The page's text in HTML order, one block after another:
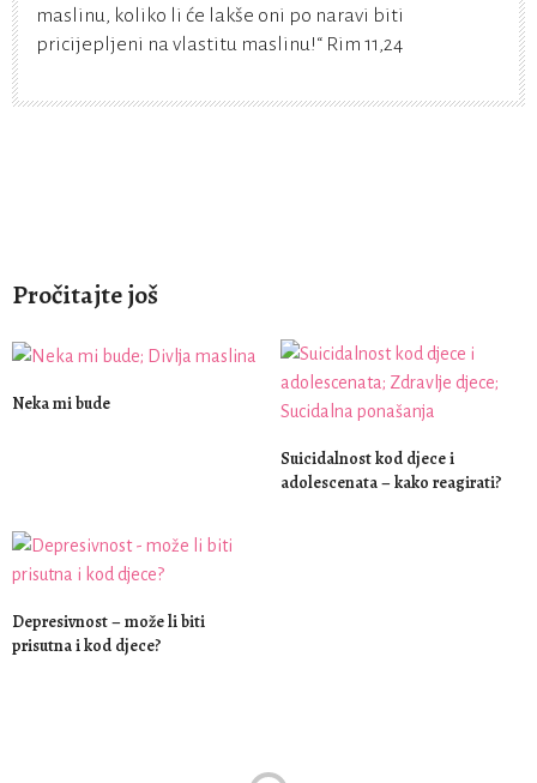
maslinu, koliko li će lakše oni po naravi biti
pricijepljeni na vlastitu maslinu!“ Rim 11,24
Pročitajte još
Neka mi bude
Suicidalnost kod djece i
adolescenata – kako reagirati?
Depresivnost – može li biti
prisutna i kod djece?